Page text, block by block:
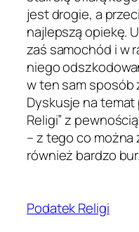
jest drogie, a
najlepszą opiekę.
zaś samochód i w
niego
w ten sam sposób
Dyskusje na
Religi” z
– z tego co można
również bardzo
Podatek Religi